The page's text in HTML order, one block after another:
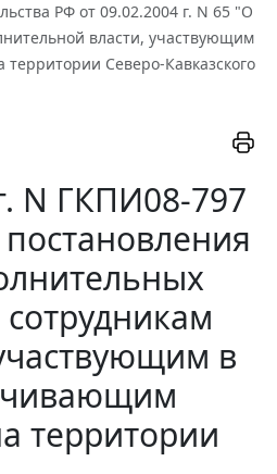
РФ от 09.02.2004 г. N 65 "О
власти, участвующим
Северо-Кавказского
N ГКПИ08-797
в
территории